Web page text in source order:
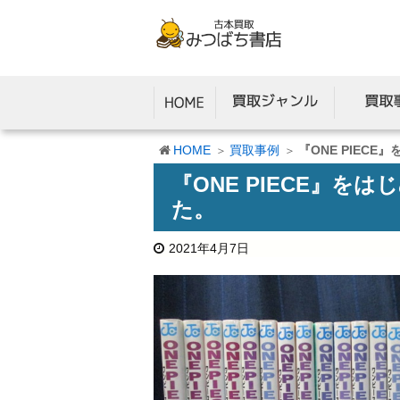
HOME 買取事例 『ONE PIECE
『ONE PIECE』をは
た。
2021年4月7日